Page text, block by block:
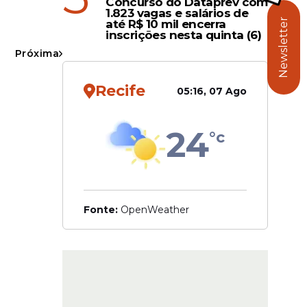
Canadá
Próxima
1.823 vagas e salários de
até R$ 10 mil encerra
inscrições nesta quinta (6)
Recife 05:16, 07 Ago
24°c
Fonte: OpenWeather
Newsletter